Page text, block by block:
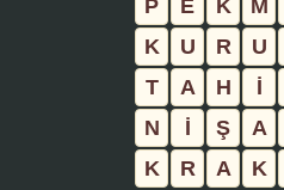
P
E K M
K
U R U
T
A H İ
N
İ Ş A
K
R A K